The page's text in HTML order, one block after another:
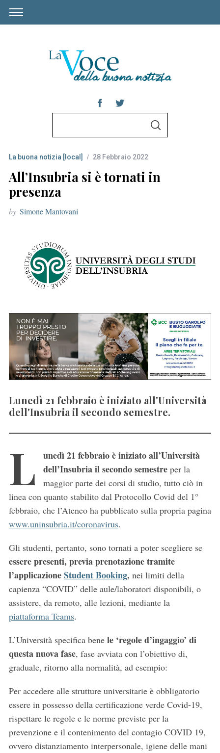
r
c
h
o
:
S
La buona notizia [local] 28 Febbraio 2022
All’Insubria si è tornati in
presenza
by Simone Mantovani
Lunedì 21 febbraio è iniziato all'Università
dell'Insubria il secondo semestre.
L
unedì 21 febbraio è iniziato all’Università
dell’Insubria il secondo semestre per la
maggior parte dei corsi di studio, tutto ciò in
linea con quanto stabilito dal Protocollo Covid del 1°
febbraio, che l’Ateneo ha pubblicato sulla propria pagina
www.uninsubria.it/coronavirus.
Gli studenti, pertanto, sono tornati a poter scegliere se
essere presenti, previa prenotazione tramite
l’applicazioneStudent Booking, nei limiti della
capienza “COVID” delle aule/laboratori disponibili, o
assistere, da remoto, alle lezioni, mediante la
piattaforma Teams.
L’Università specifica bene le ‘regole d’ingaggio’ di
questa nuova fase, fase avviata con l’obiettivo di,
graduale, ritorno alla normalità, ad esempio:
Per accedere alle strutture universitarie è obbligatorio
essere in possesso della certificazione verde Covid-19,
rispettare le regole e le norme previste per la
prevenzione e il contenimento del contagio COVID 19,
ovvero distanziamento interpersonale, igiene delle mani